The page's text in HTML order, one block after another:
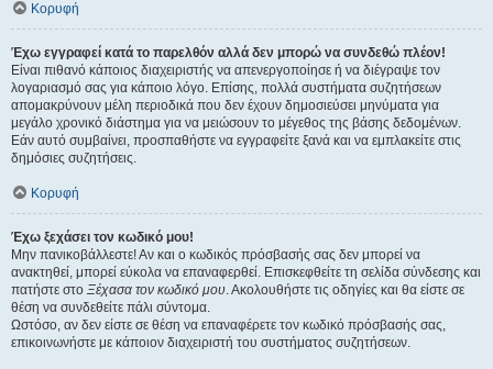
Κορυφή
Έχω εγγραφεί κατά το παρελθόν αλλά δεν μπορώ να συνδεθώ πλέον!
Είναι πιθανό κάποιος διαχειριστής να απενεργοποίησε ή να διέγραψε τον
λογαριασμό σας για κάποιο λόγο. Επίσης, πολλά συστήματα συζητήσεων
απομακρύνουν μέλη περιοδικά που δεν έχουν δημοσιεύσει μηνύματα για
μεγάλο χρονικό διάστημα για να μειώσουν το μέγεθος της βάσης δεδομένων.
Εάν αυτό συμβαίνει, προσπαθήστε να εγγραφείτε ξανά και να εμπλακείτε στις
δημόσιες συζητήσεις.
Κορυφή
Έχω ξεχάσει τον κωδικό μου!
Μην πανικοβάλλεστε! Αν και ο κωδικός πρόσβασής σας δεν μπορεί να
ανακτηθεί, μπορεί εύκολα να επαναφερθεί. Επισκεφθείτε τη σελίδα σύνδεσης και
πατήστε στο Ξέχασα τον κωδικό μου. Ακολουθήστε τις οδηγίες και θα είστε σε
θέση να συνδεθείτε πάλι σύντομα.
Ωστόσο, αν δεν είστε σε θέση να επαναφέρετε τον κωδικό πρόσβασής σας,
επικοινωνήστε με κάποιον διαχειριστή του συστήματος συζητήσεων.